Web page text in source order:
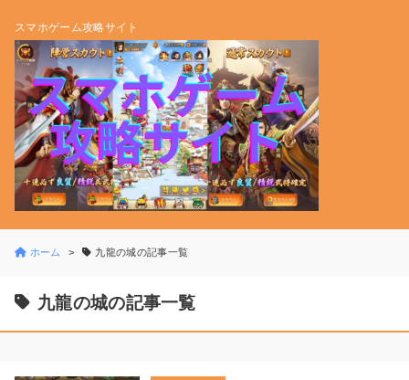
スマホゲーム攻略サイト
ホーム 九龍の城の記事一覧
九龍の城の記事一覧